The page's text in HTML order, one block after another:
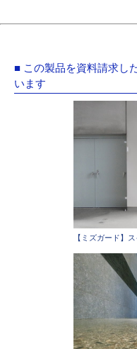
■ この製品を資料請求し
います
【ミズガード】